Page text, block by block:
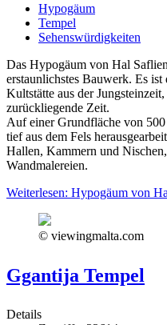
Hypogäum
Tempel
Sehenswürdigkeiten
Das Hypogäum von Hal
erstaunlichstes Bauwerk. Es
Kultstätte aus der
zurückliegende Zeit.
Auf einer Grundfläche von 500
tief aus dem Fels
Hallen, Kammern und
Wandmalereien.
Weiterlesen: Hypogäum von
© viewingmalta.com
Ggantija Tempel
Details